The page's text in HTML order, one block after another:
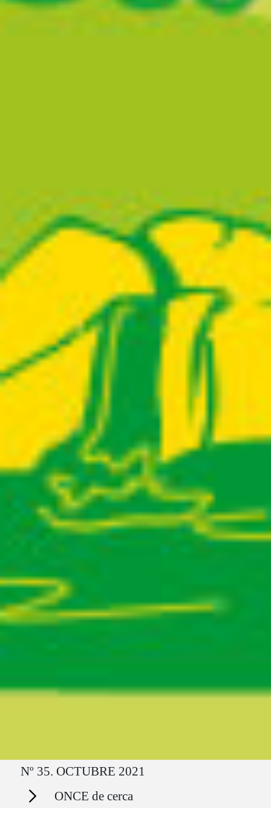
Ruta del sitio
Nº 35. OCTUBRE 2021
Secciones ONCE de cerca